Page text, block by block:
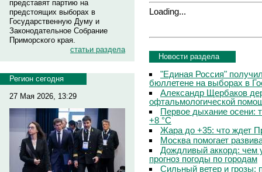
представят партию на
предстоящих выборах в
Государственную Думу и
Законодательное Собрание
Приморского края.
статьи раздела
Регион сегодня
27 Мая 2026, 13:29
Loading...
Новости раздела
"Единая Россия"
бюллетене на выборах в
Александр Щербаков
офтальмологической
Первое дыхание осени:
+8 °C
Жара до +35: что ждет
Москва помогает
Дождливый аккорд: чем
прогноз погоды по городам
Сильный ветер и грозы: